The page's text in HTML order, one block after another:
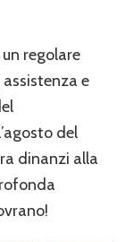
regolare
e
del
dinanzi alla